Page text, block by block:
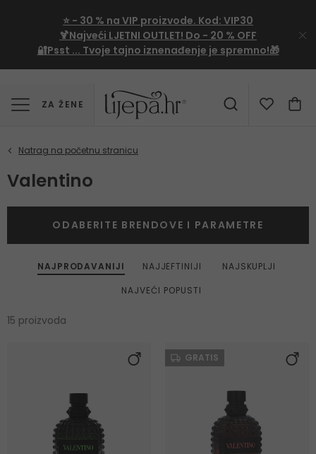
⭐ - 30 % na VIP proizvode. Kod: VIP30
🍹Najveći LJETNI OUTLET! Do - 20 % OFF
🔐Psst ... Tvoje tajno iznenađenje je spremno!🎁
ZA ŽENE
Valentino
NAJPRODAVANIJI NAJJEFTINIJI
NAJSKUPLJI
NAJVEĆI POPUSTI
15 proizvoda
ODABERITE BRENDOVE I PARAMETRE
GRATIS